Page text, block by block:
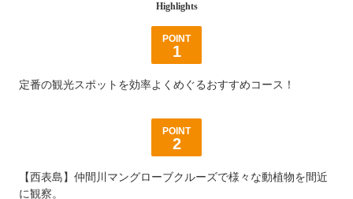
【3島めぐり2023年新コース】竹富島フリーウォークプラン
【石垣島発日帰り離島ツアー】最適プランの選び方
Highlights
POINT
1
定番の観光スポットを効率よくめぐるおすすめコース！
POINT
2
【西表島】仲間川マングローブクルーズで様々な動植物を間近
に観察。